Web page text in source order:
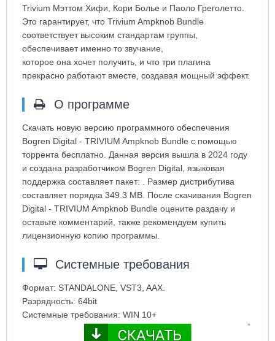
Trivium Мэттом Хифи, Кори Болье и Паоло Греголетто.
Это гарантирует, что Trivium Ampknob Bundle
соответствует высоким стандартам группы,
обеспечивает именно то звучание,
которое она хочет получить, и что три плагина
прекрасно работают вместе, создавая мощный эффект.
О программе
Скачать новую версию программного обеспечения
Bogren Digital - TRIVIUM Ampknob Bundle с помощью
торрента бесплатно. Данная версия вышла в 2024 году
и создана разработчиком Bogren Digital, языковая
поддержка составляет пакет: . Размер дистрибутива
составляет порядка 349.3 MB. После скачивания Bogren
Digital - TRIVIUM Ampknob Bundle оцените раздачу и
оставьте комментарий, также рекомендуем купить
лицензионную копию программы.
Системные требования
Формат: STANDALONE, VST3, AAX.
Разрядность: 64bit
Системные требования: WIN 10+